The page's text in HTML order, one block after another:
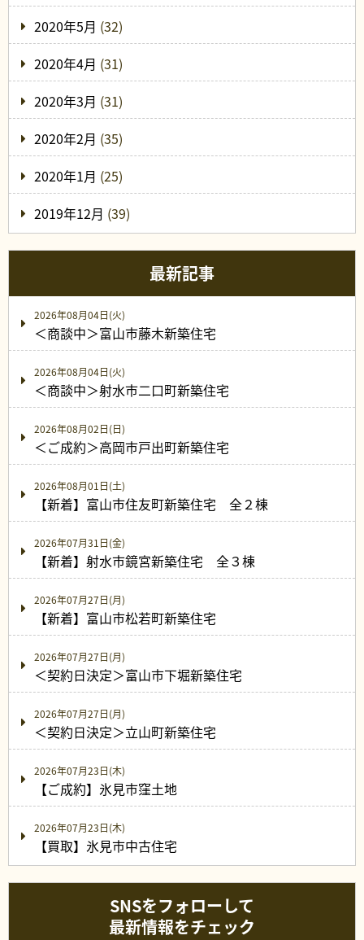
2020年5月 (32)
2020年4月 (31)
2020年3月 (31)
2020年2月 (35)
2020年1月 (25)
2019年12月 (39)
最新記事
2026年08月04日(火)
＜商談中＞富山市藤木新築住宅
2026年08月04日(火)
＜商談中＞射水市二口町新築住宅
2026年08月02日(日)
＜ご成約＞高岡市戸出町新築住宅
2026年08月01日(土)
【新着】富山市住友町新築住宅 全２棟
2026年07月31日(金)
【新着】射水市鏡宮新築住宅 全３棟
2026年07月27日(月)
【新着】富山市松若町新築住宅
2026年07月27日(月)
＜契約日決定＞富山市下堀新築住宅
2026年07月27日(月)
＜契約日決定＞立山町新築住宅
2026年07月23日(木)
【ご成約】氷見市窪土地
2026年07月23日(木)
【買取】氷見市中古住宅
SNSをフォローして
最新情報をチェック